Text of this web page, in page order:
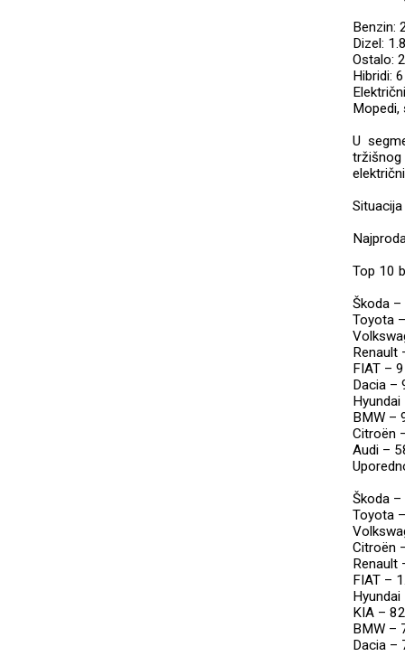
Benzin:
Dizel:
Ostalo:
Hibridi:
Mopedi,
U
tržišnog
Top 10
Škoda
Toyota
Renault
FIAT –
Dacia –
BMW –
Citroën
Audi –
Škoda
Toyota
Citroën
Renault
FIAT –
KIA –
BMW –
Dacia –